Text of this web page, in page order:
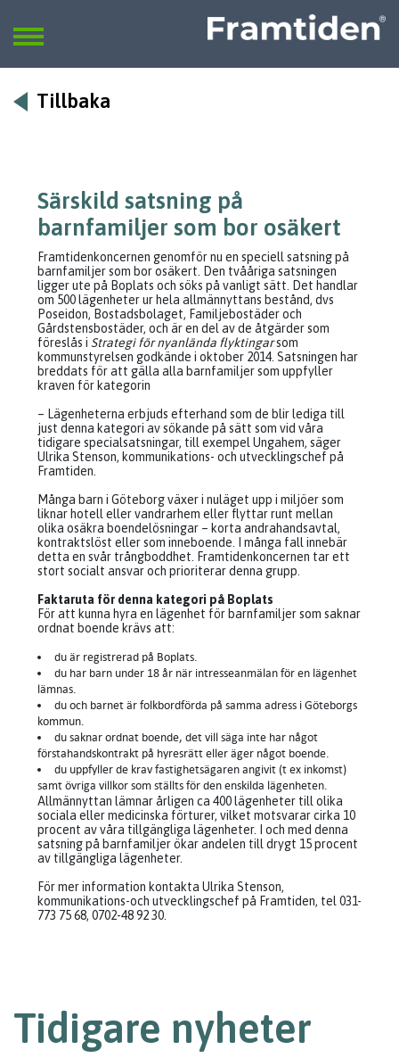
SÖK
Tillbaka
Särskild satsning på
barnfamiljer som bor osäkert
Framtidenkoncernen genomför nu en speciell satsning på
barnfamiljer som bor osäkert. Den tvååriga satsningen
ligger ute på Boplats och söks på vanligt sätt. Det handlar
om 500 lägenheter ur hela allmännyttans bestånd, dvs
Poseidon, Bostadsbolaget, Familjebostäder och
Gårdstensbostäder, och är en del av de åtgärder som
föreslås i Strategi för nyanlända flyktingarsom
kommunstyrelsen godkände i oktober 2014. Satsningen har
breddats för att gälla alla barnfamiljer som uppfyller
kraven för kategorin
– Lägenheterna erbjuds efterhand som de blir lediga till
just denna kategori av sökande på sätt som vid våra
tidigare specialsatsningar, till exempel Ungahem, säger
Ulrika Stenson, kommunikations- och utvecklingschef på
Framtiden.
Många barn i Göteborg växer i nuläget upp i miljöer som
liknar hotell eller vandrarhem eller flyttar runt mellan
olika osäkra boendelösningar – korta andrahandsavtal,
kontraktslöst eller som inneboende. I många fall innebär
detta en svår trångboddhet. Framtidenkoncernen tar ett
stort socialt ansvar och prioriterar denna grupp.
Faktaruta för denna kategori på Boplats
För att kunna hyra en lägenhet för barnfamiljer som saknar
ordnat boende krävs att:
du är registrerad på Boplats.
du har barn under 18 år när intresseanmälan för en lägenhet
lämnas.
du och barnet är folkbordförda på samma adress i Göteborgs
kommun.
du saknar ordnat boende, det vill säga inte har något
förstahandskontrakt på hyresrätt eller äger något boende.
du uppfyller de krav fastighetsägaren angivit (t ex inkomst)
samt övriga villkor som ställts för den enskilda lägenheten.
Allmännyttan lämnar årligen ca 400 lägenheter till olika
sociala eller medicinska förturer, vilket motsvarar cirka 10
procent av våra tillgängliga lägenheter. I och med denna
satsning på barnfamiljer ökar andelen till drygt 15 procent
av tillgängliga lägenheter.
För mer information kontakta Ulrika Stenson,
kommunikations-och utvecklingschef på Framtiden, tel 031-
773 75 68, 0702-48 92 30.
Tidigare nyheter